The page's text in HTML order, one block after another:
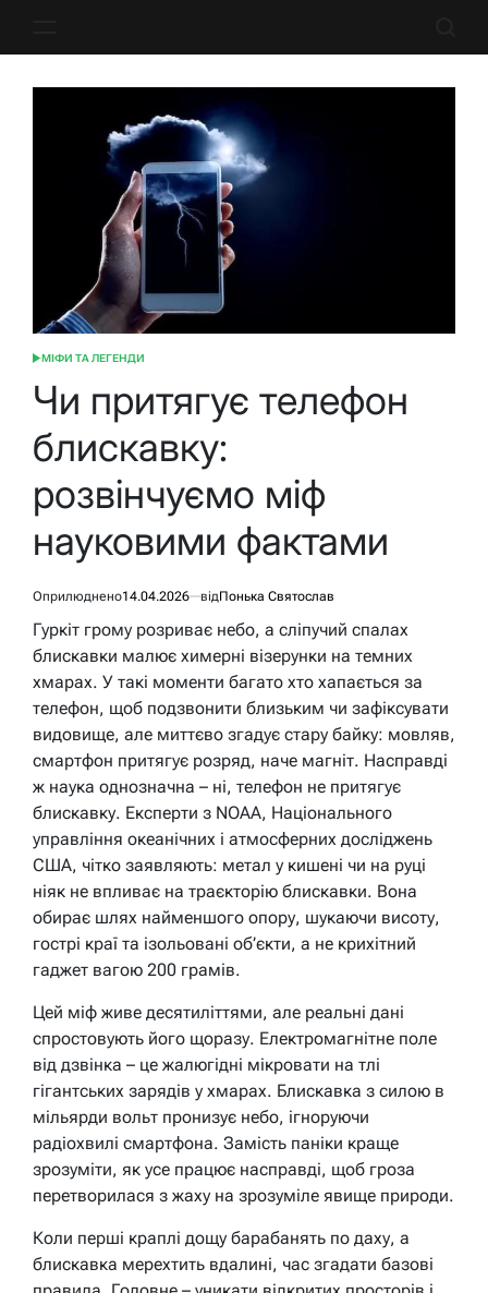
ОПУБЛІКУВАТИ
МІФИ ТА ЛЕГЕНДИ
Чи притягує телефон
блискавку:
розвінчуємо міф
науковими фактами
Оприлюднено14.04.2026 відПонька Святослав
Гуркіт грому розриває небо, а сліпучий спалах
блискавки малює химерні візерунки на темних
хмарах. У такі моменти багато хто хапається за
телефон, щоб подзвонити близьким чи зафіксувати
видовище, але миттєво згадує стару байку: мовляв,
смартфон притягує розряд, наче магніт. Насправді
ж наука однозначна – ні, телефон не притягує
блискавку. Експерти з NOAA, Національного
управління океанічних і атмосферних досліджень
США, чітко заявляють: метал у кишені чи на руці
ніяк не впливає на траєкторію блискавки. Вона
обирає шлях найменшого опору, шукаючи висоту,
гострі краї та ізольовані об’єкти, а не крихітний
гаджет вагою 200 грамів.
Цей міф живе десятиліттями, але реальні дані
спростовують його щоразу. Електромагнітне поле
від дзвінка – це жалюгідні мікровати на тлі
гігантських зарядів у хмарах. Блискавка з силою в
мільярди вольт пронизує небо, ігноруючи
радіохвилі смартфона. Замість паніки краще
зрозуміти, як усе працює насправді, щоб гроза
перетворилася з жаху на зрозуміле явище природи.
Коли перші краплі дощу барабанять по даху, а
блискавка мерехтить вдалині, час згадати базові